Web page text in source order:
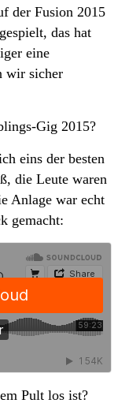
der Fusion 2015
das hat
eine
wir sicher
Gig 2015?
eins der besten
die Leute waren
Anlage war echt
gemacht:
Pult los ist?